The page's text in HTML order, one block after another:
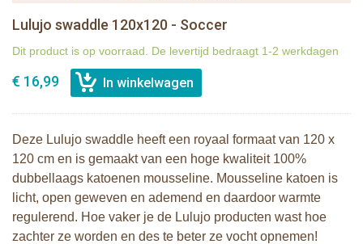
Lulujo swaddle 120x120 - Soccer
Dit product is op voorraad. De levertijd bedraagt 1-2 werkdagen
€ 16,99
Deze Lulujo swaddle heeft een royaal formaat van 120 x
120 cm en is gemaakt van een hoge kwaliteit 100%
dubbellaags katoenen mousseline. Mousseline katoen is
licht, open geweven en ademend en daardoor warmte
regulerend. Hoe vaker je de Lulujo producten wast hoe
zachter ze worden en des te beter ze vocht opnemen!